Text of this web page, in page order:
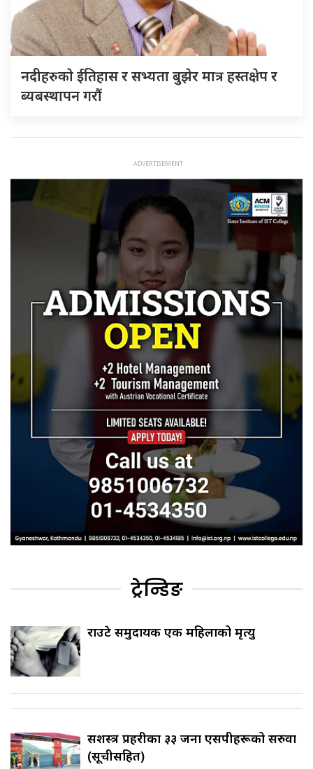
नदीहरुकाे ईतिहास र सभ्यता बुझेर मात्र हस्तक्षेप र
ब्यबस्थापन गराैं
ट्रेन्डिङ
राउटे समुदायकी एक महिलाको मृत्यु
सशस्त्र प्रहरीका ३३ जना एसपीहरूको सरुवा
(सूचीसहित)